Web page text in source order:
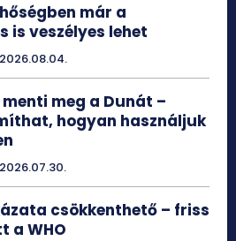
már a
is veszélyes lehet
2026.08.04.
meg a Dunát –
hogyan használjuk
2026.07.30.
csökkenthető – friss
a WHO